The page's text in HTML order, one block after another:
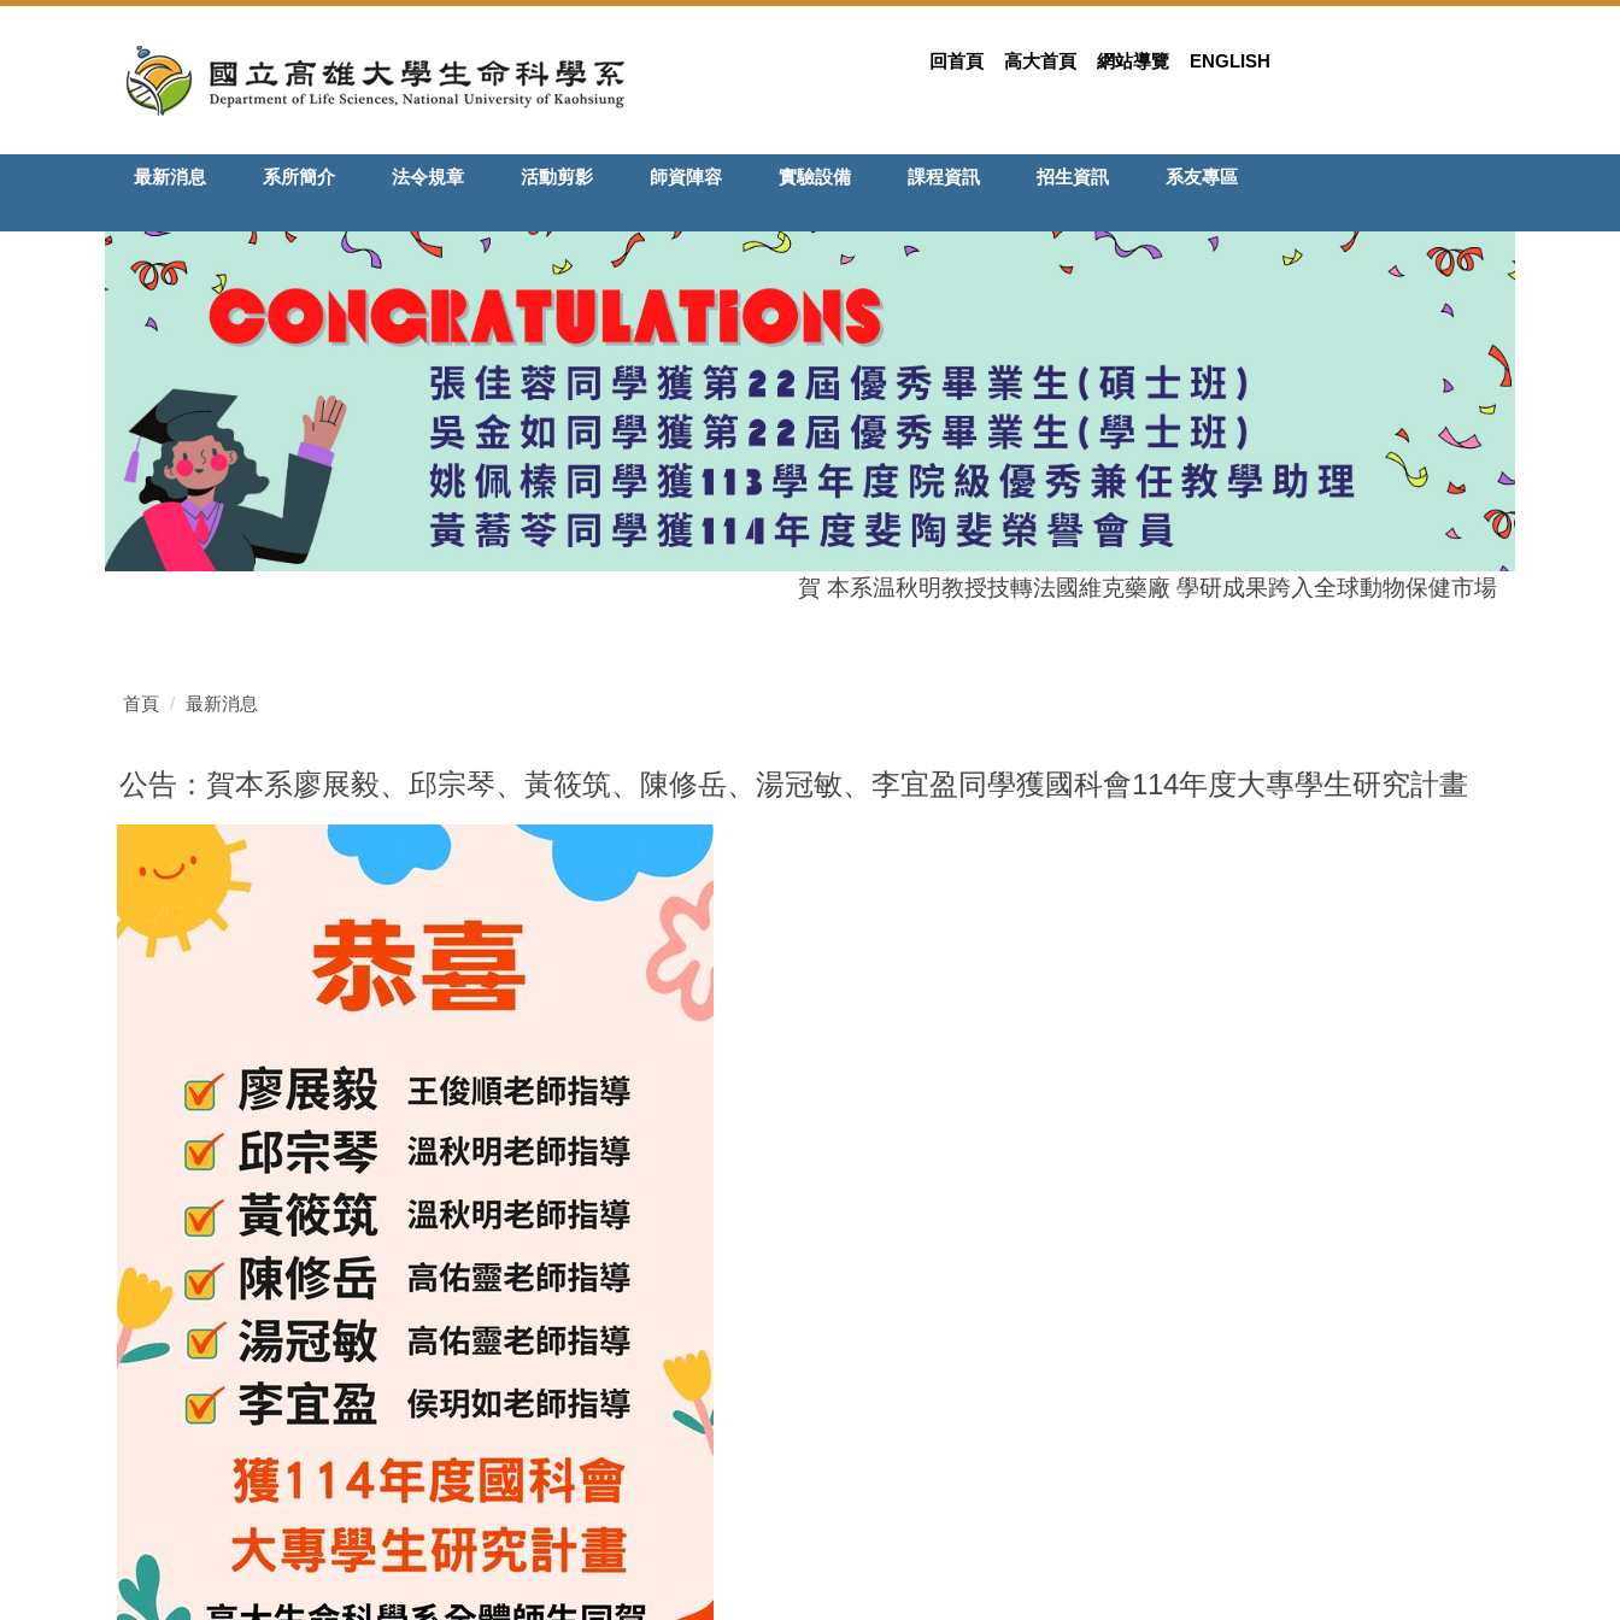
容
回首頁 高大首頁 網站導覽 ENGLISH
最新消息 系所簡介 法令規章 活動剪影 師資陣容 實驗設備 課程資訊 招生資訊 系友專區
賀 本系温秋明教授技轉法國維克藥廠 學研成果跨入全球動物保健市場
首頁 最新消息
公告：賀本系廖展毅、邱宗琴、黃筱筑、陳修岳、湯冠敏、李宜盈同學獲國科會114年度大專學生研究計畫